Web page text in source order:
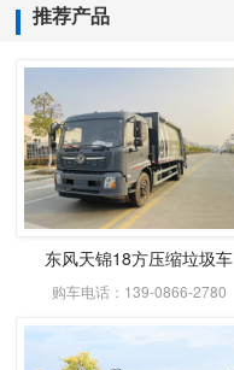
推荐产品
东风天锦18方压缩垃圾车
购车电话：139-0866-2780